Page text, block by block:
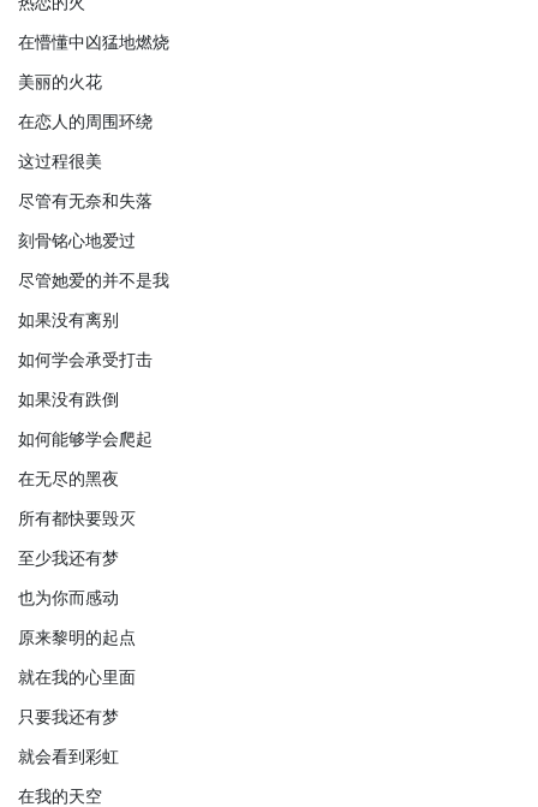
在懵懂中凶猛地燃烧
美丽的火花
在恋人的周围环绕
这过程很美
尽管有无奈和失落
刻骨铭心地爱过
尽管她爱的并不是我
如果没有离别
如何学会承受打击
如果没有跌倒
如何能够学会爬起
在无尽的黑夜
所有都快要毁灭
至少我还有梦
也为你而感动
原来黎明的起点
就在我的心里面
只要我还有梦
就会看到彩虹
在我的天空